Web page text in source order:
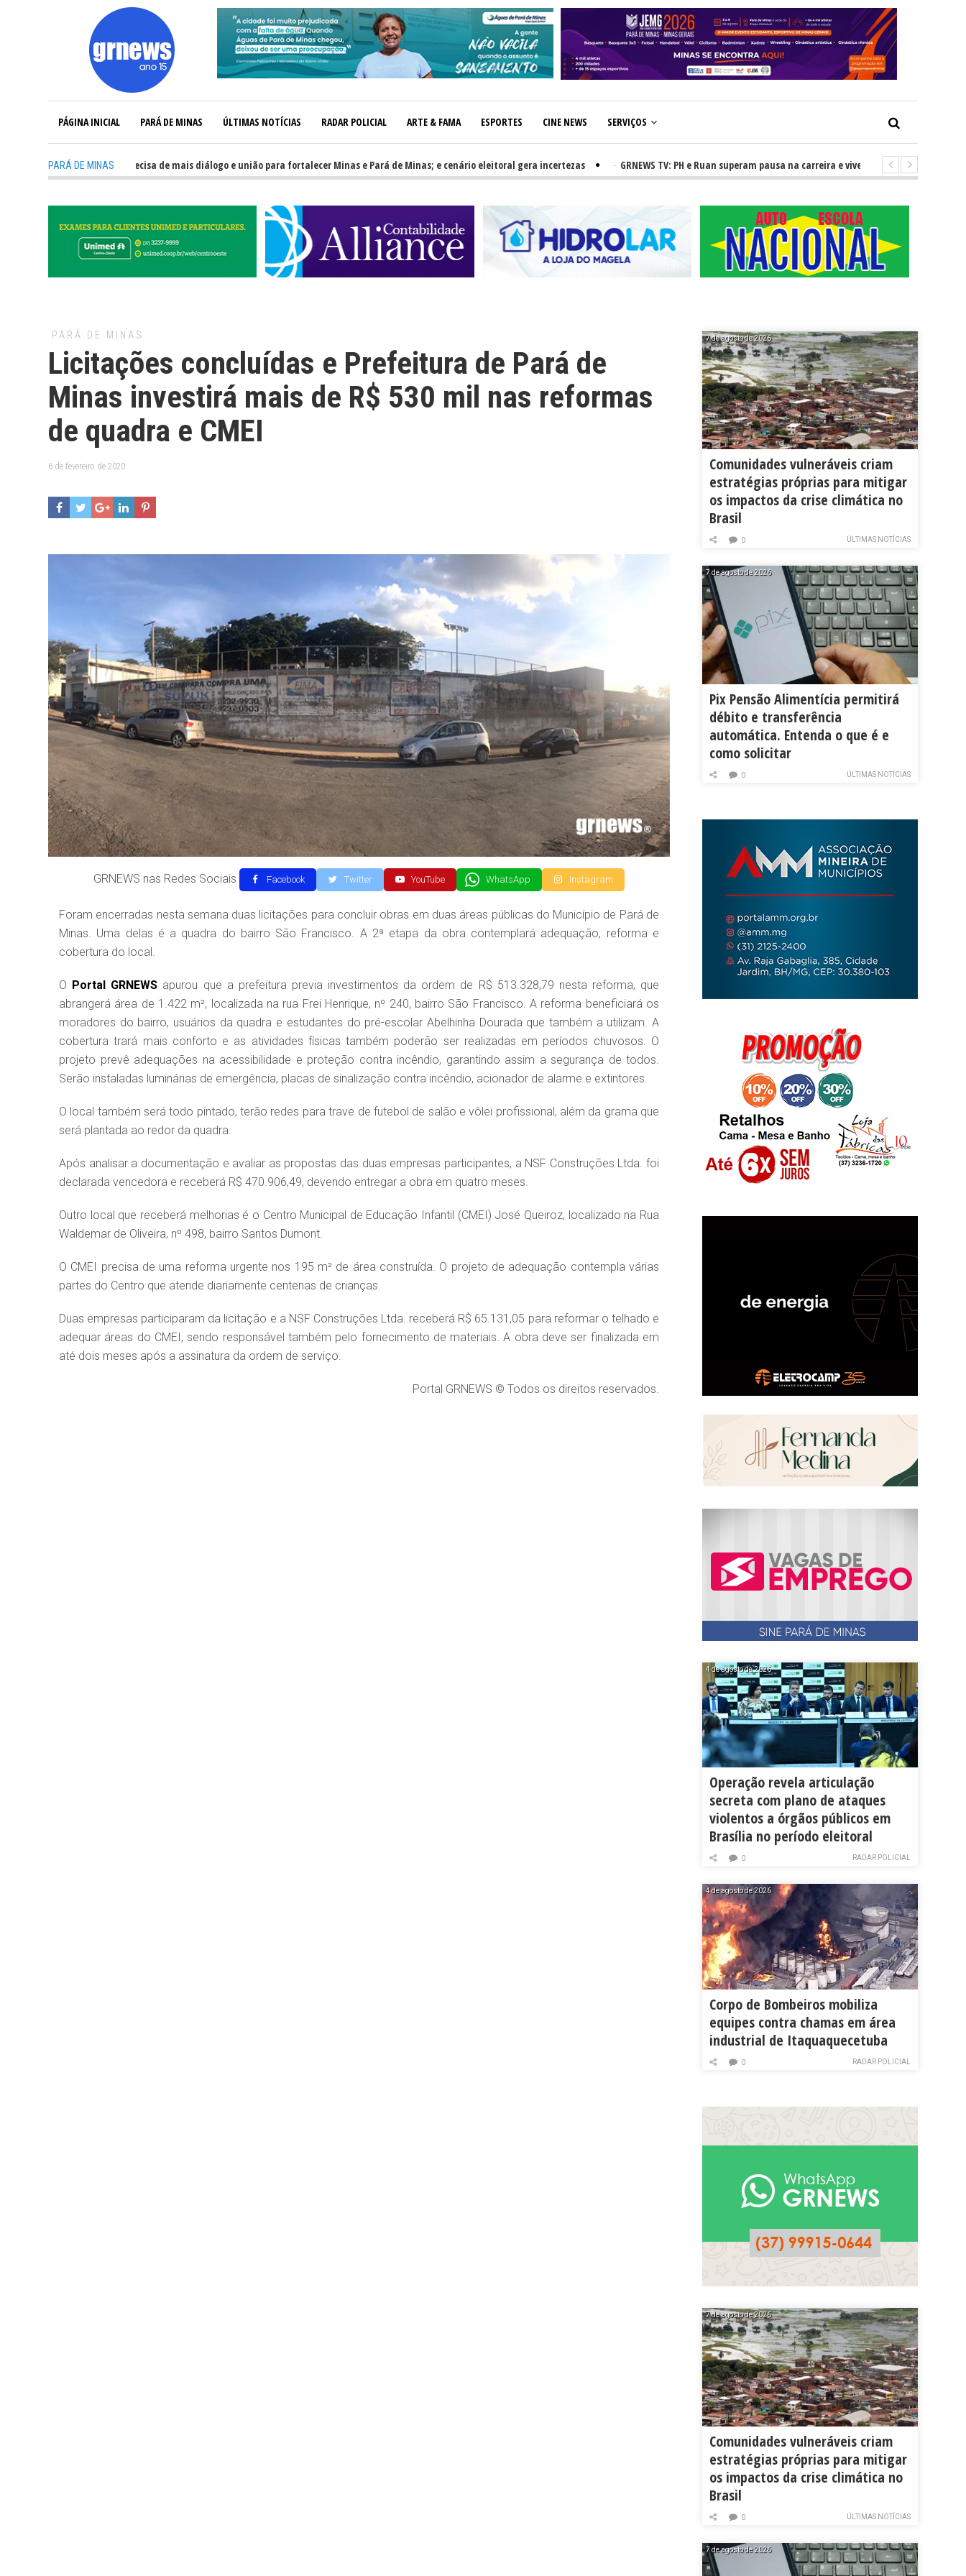
PÁGINA INICIAL PARÁ DE MINAS ÚLTIMAS NOTÍCIAS RADAR POLICIAL ARTE & FAMA ESPORTES CINE NEWS SERVIÇOS
PARÁ DE MINAS
GRNEWS TV: Política precisa de mais diálogo e união para fortalecer Minas e Pará de Minas; e cenário eleitoral gera incertezas - GRNEWS TV: PH e Ruan superam pausa na carreira e vivem ascensão no cenário
PARÁ DE MINAS
Licitações concluídas e Prefeitura de Pará de
Minas investirá mais de R$ 530 mil nas reformas
de quadra e CMEI
6 de fevereiro de 2020
GRNEWS nas Redes Sociais Facebook Twitter YouTube WhatsApp Instagram
Foram encerradas nesta semana duas licitações para concluir obras em duas áreas públicas do Município de Pará de
Minas. Uma delas é a quadra do bairro São Francisco. A 2ª etapa da obra contemplará adequação, reforma e
cobertura do local.
O Portal GRNEWS apurou que a prefeitura previa investimentos da ordem de R$ 513.328,79 nesta reforma, que
abrangerá área de 1.422 m², localizada na rua Frei Henrique, nº 240, bairro São Francisco. A reforma beneficiará os
moradores do bairro, usuários da quadra e estudantes do pré-escolar Abelhinha Dourada que também a utilizam. A
cobertura trará mais conforto e as atividades físicas também poderão ser realizadas em períodos chuvosos. O
projeto prevê adequações na acessibilidade e proteção contra incêndio, garantindo assim a segurança de todos.
Serão instaladas luminárias de emergência, placas de sinalização contra incêndio, acionador de alarme e extintores.
O local também será todo pintado, terão redes para trave de futebol de salão e vôlei profissional, além da grama que
será plantada ao redor da quadra.
Após analisar a documentação e avaliar as propostas das duas empresas participantes, a NSF Construções Ltda. foi
declarada vencedora e receberá R$ 470.906,49, devendo entregar a obra em quatro meses.
Outro local que receberá melhorias é o Centro Municipal de Educação Infantil (CMEI) José Queiroz, localizado na Rua
Waldemar de Oliveira, nº 498, bairro Santos Dumont.
O CMEI precisa de uma reforma urgente nos 195 m² de área construída. O projeto de adequação contempla várias
partes do Centro que atende diariamente centenas de crianças.
Duas empresas participaram da licitação e a NSF Construções Ltda. receberá R$ 65.131,05 para reformar o telhado e
adequar áreas do CMEI, sendo responsável também pelo fornecimento de materiais. A obra deve ser finalizada em
até dois meses após a assinatura da ordem de serviço.
Portal GRNEWS © Todos os direitos reservados.
7 de agosto de 2026
Comunidades vulneráveis criam
estratégias próprias para mitigar
os impactos da crise climática no
Brasil
ÚLTIMAS NOTÍCIAS
0
7 de agosto de 2026
Pix Pensão Alimentícia permitirá
débito e transferência
automática. Entenda o que é e
como solicitar
ÚLTIMAS NOTÍCIAS
0
4 de agosto de 2026
Operação revela articulação
secreta com plano de ataques
violentos a órgãos públicos em
Brasília no período eleitoral
RADAR POLICIAL
0
4 de agosto de 2026
Corpo de Bombeiros mobiliza
equipes contra chamas em área
industrial de Itaquaquecetuba
RADAR POLICIAL
0
7 de agosto de 2026
Comunidades vulneráveis criam
estratégias próprias para mitigar
os impactos da crise climática no
Brasil
ÚLTIMAS NOTÍCIAS
0
7 de agosto de 2026